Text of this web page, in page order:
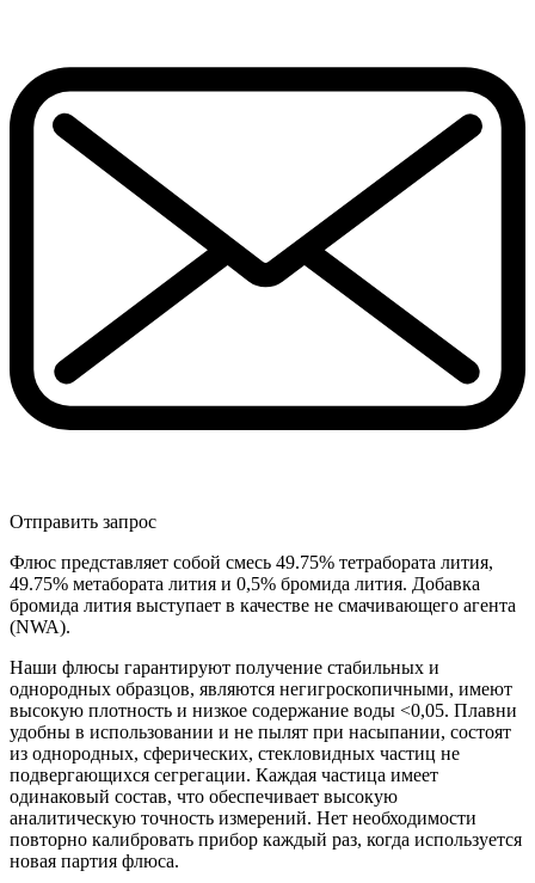
Отправить запрос
Флюс представляет собой смесь 49.75% тетрабората лития,
49.75% метабората лития и 0,5% бромида лития. Добавка
бромида лития выступает в качестве не смачивающего агента
(NWA).
Наши флюсы гарантируют получение стабильных и
однородных образцов, являются негигроскопичными, имеют
высокую плотность и низкое содержание воды <0,05. Плавни
удобны в использовании и не пылят при насыпании, состоят
из однородных, сферических, стекловидных частиц не
подвергающихся сегрегации. Каждая частица имеет
одинаковый состав, что обеспечивает высокую
аналитическую точность измерений. Нет необходимости
повторно калибровать прибор каждый раз, когда используется
новая партия флюса.